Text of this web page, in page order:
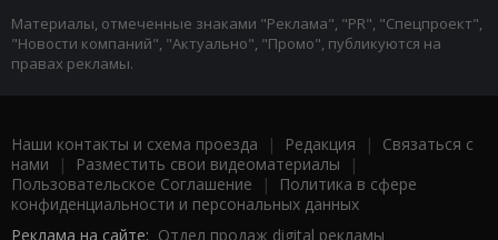
Материалы, отмеченные знаками "Реклама", "PR", "Спецпроект",
"Новости компаний", "Актуально", "Промо", публикуются на
правах рекламы.
Наши контакты и схема проезда | Редакция | Связаться с
нами | Разместить свои видеоматериалы |
Пользовательское Соглашение |
Политика в сфере
конфиденциальности и персональных данных
Реклама на сайте: Отдел продаж digital рекламы